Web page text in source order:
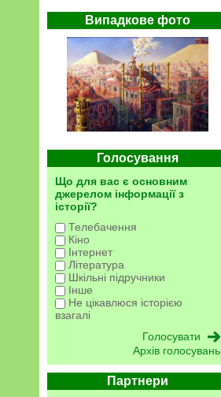
Випадкове фото
Голосування
Що для вас є основним
джерелом інформації з
історії?
Телебачення
Кіно
Інтернет
Література
Шкільні підручники
Інше
Не цікавлюся історією
взагалі
Архів голосувань
Партнери